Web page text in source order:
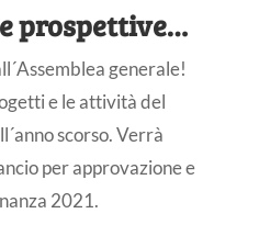
prospettive…
generale!
e le attività del
scorso. Verrà
per approvazione e
2021.